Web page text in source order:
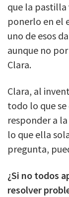
que la pastilla
ponerlo en el
uno de esos
aunque no
Clara.
Clara, al
todo lo que se
responder a
lo que ella
pregunta,
¿Si no todos
resolver